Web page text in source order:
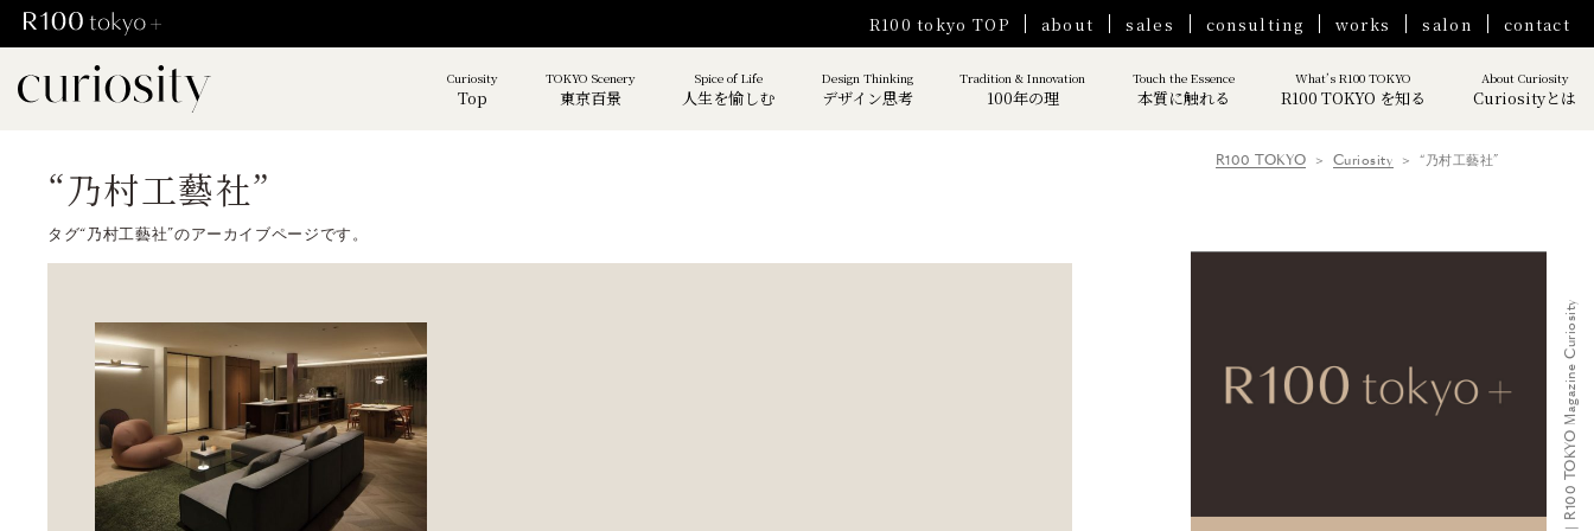
R100 tokyo TOP about sales consulting works salon contact
Curiosity
Top
TOKYO Scenery
東京百景
Spice of Life
人生を愉しむ
Design Thinking
デザイン思考
Tradition & Innovation
100年の理
Touch the Essence
本質に触れる
What’s R100 TOKYO
R100 TOKYO を知る
About Curiosity
Curiosityとは
R100 TOKYO Curiosity “乃村工藝社”
“乃村工藝社”
タグ“乃村工藝社”のアーカイブページです。
“乃村工藝社”｜R100 TOKYO Magazine Curiosity